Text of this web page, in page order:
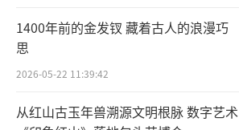
1400年前的金发钗 藏着古人的浪漫巧
思
2026-05-22 11:39:42
从红山古玉年兽溯源文明根脉 数字艺术